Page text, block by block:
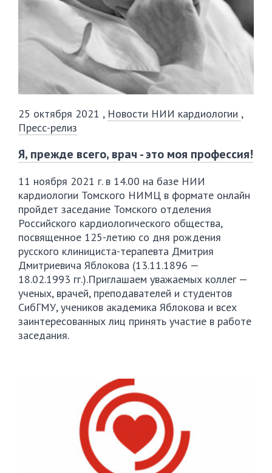
25 октября 2021 , Новости НИИ кардиологии ,
Пресс-релиз
Я, прежде всего, врач - это моя профессия!
11 ноября 2021 г. в 14.00 на базе НИИ
кардиологии Томского НИМЦ в формате онлайн
пройдет заседание Томского отделения
Российского кардиологического общества,
посвященное 125-летию со дня рождения
русского клинициста-терапевта Дмитрия
Дмитриевича Яблокова (13.11.1896 —
18.02.1993 гг.).Приглашаем уважаемых коллег —
ученых, врачей, преподавателей и студентов
СибГМУ, учеников академика Яблокова и всех
заинтересованных лиц принять участие в работе
заседания.